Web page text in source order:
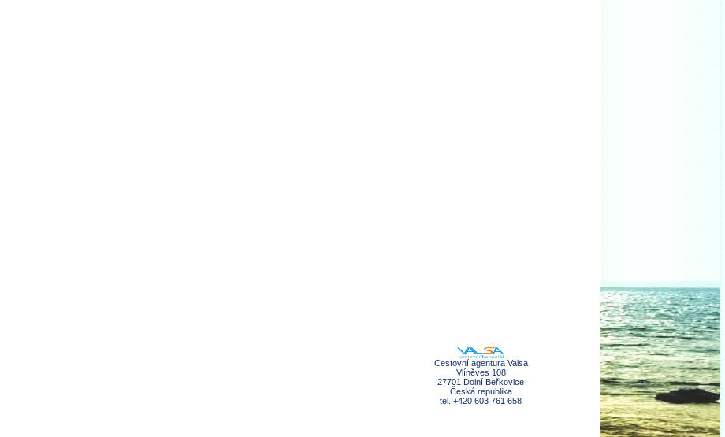
Cestovní agentura Valsa
Vlíněves 108
27701 Dolní Beřkovice
Česká republika
tel.:+420 603 761 658